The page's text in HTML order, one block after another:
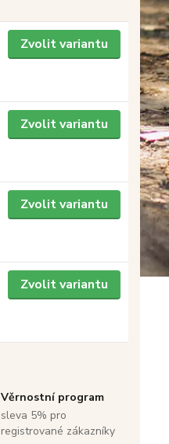
Zvolit variantu
Zvolit variantu
Zvolit variantu
Zvolit variantu
Věrnostní program
sleva 5% pro
registrované zákazníky